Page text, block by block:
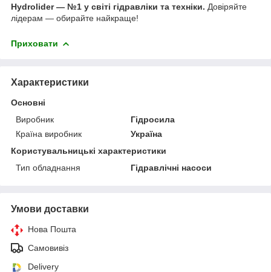
Hydrolider — №1 у світі гідравліки та техніки. Довіряйте
лідерам — обирайте найкраще!
Приховати
Характеристики
Основні
Виробник
Гідросила
Країна виробник
Україна
Користувальницькі характеристики
Тип обладнання
Гідравлічні насоси
Умови доставки
Нова Пошта
Самовивіз
Delivery